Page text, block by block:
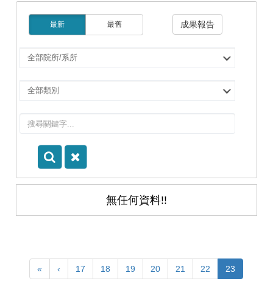
最新 最舊 成果報告
選
所/
所
選
別
無任何資料!!
« ‹ 17 18 19 20 21 22 23